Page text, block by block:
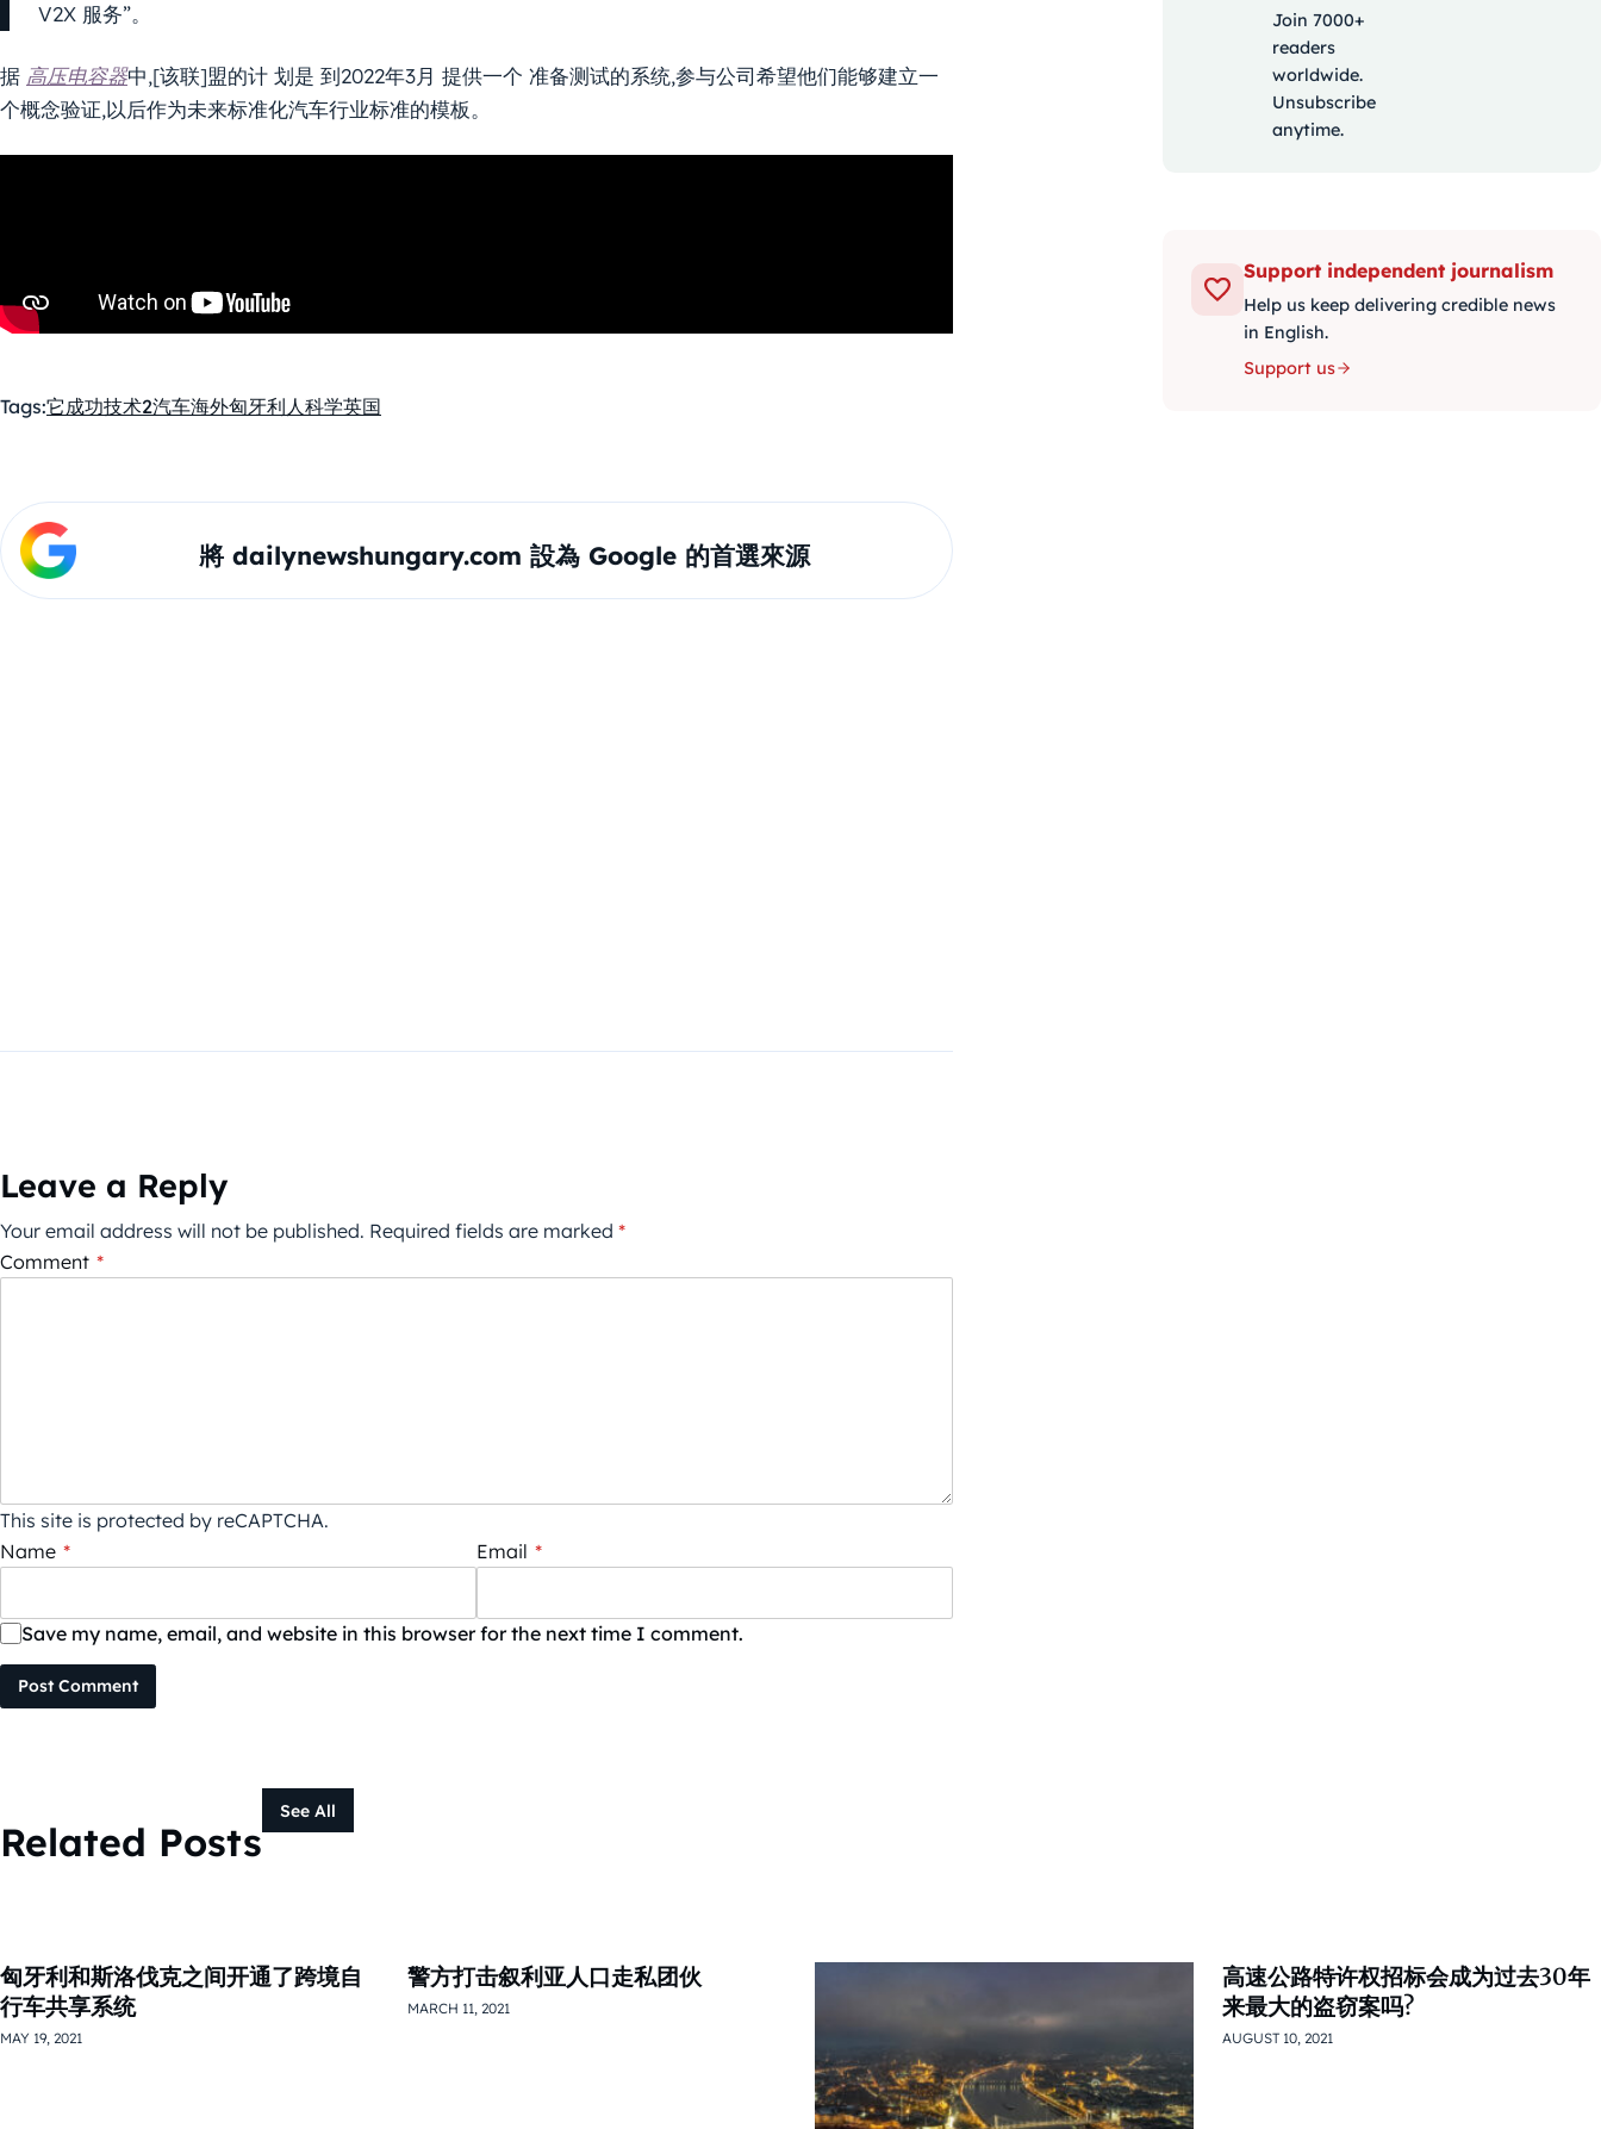
V2X 服务”。
据 高压电容器中,[该联]盟的计 划是 到2022年3月 提供一个 准备测试的系统,参与公司希望他们能够建立一
个概念验证,以后作为未来标准化汽车行业标准的模板。
Tags:它成功技术2汽车海外匈牙利人科学英国
將 dailynewshungary.com 設為 Google 的首選來源
Leave a Reply
Your email address will not be published. Required fields are marked *
Comment *
This site is protected by reCAPTCHA.
Name * Email *
Save my name, email, and website in this browser for the next time I comment.
Post Comment
Join 7000+
readers
worldwide.
Unsubscribe
anytime.
Support independent journalism
Help us keep delivering credible news
in English.
Support us
Related Posts
See All
匈牙利和斯洛伐克之间开通了跨境自
行车共享系统
MAY 19, 2021
警方打击叙利亚人口走私团伙
MARCH 11, 2021
高速公路特许权招标会成为过去30年
来最大的盗窃案吗?
AUGUST 10, 2021